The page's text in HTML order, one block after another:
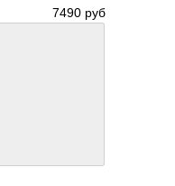
7490 руб